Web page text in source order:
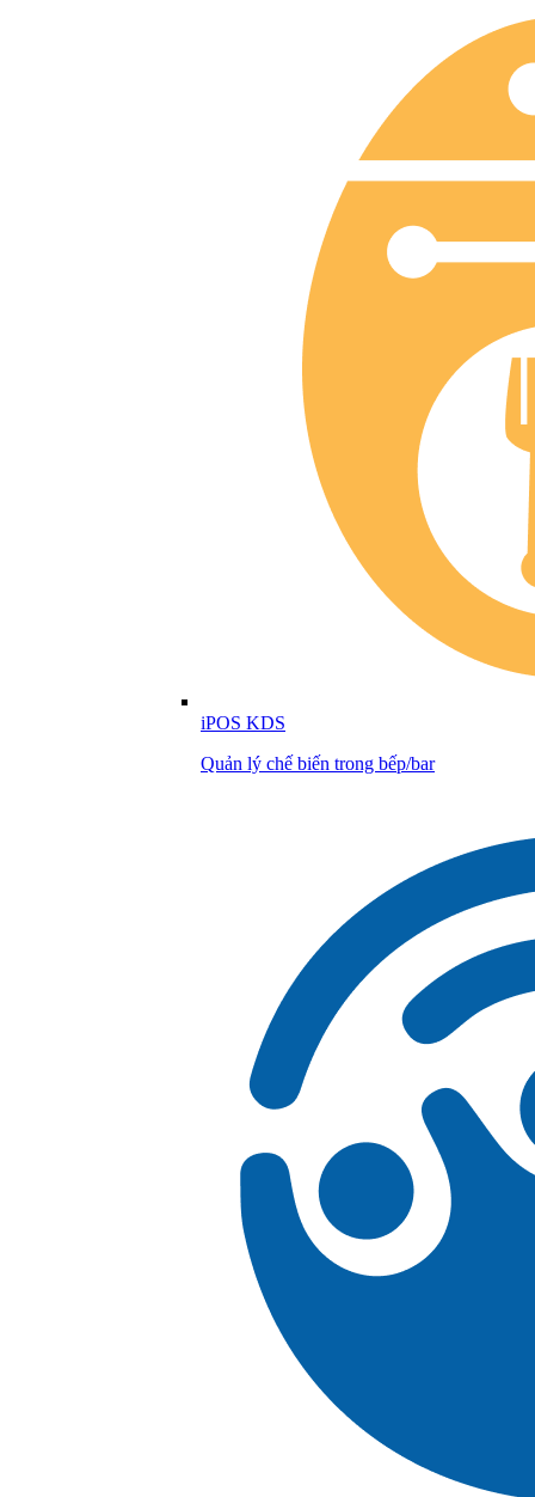
iPOS KDS
Quản lý chế biến trong bếp/bar